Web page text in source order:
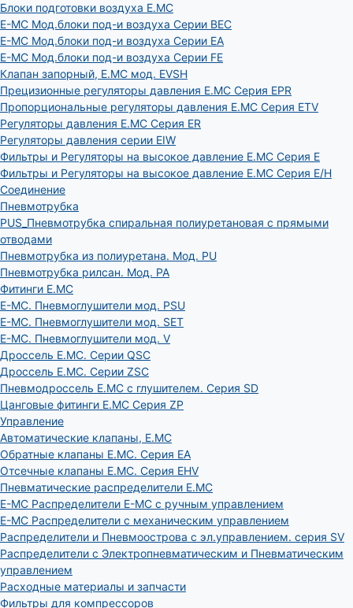
Блоки подготовки воздуха E.MC
E-MC Мод.блоки под-и воздуха Серии BEC
E-MC Мод.блоки под-и воздуха Серии EA
E-MC Мод.блоки под-и воздуха Серии FE
Клапан запорный, E.MC мод. EVSH
Прецизионные регуляторы давления E.MC Серия EPR
Пропорциональные регуляторы давления E.MC Серия ETV
Регуляторы давления E.MC Серия ER
Регуляторы давления серии EIW
Фильтры и Регуляторы на высокое давление E.MC Серия E
Фильтры и Регуляторы на высокое давление E.MC Серия E/H
Соединение
Пневмотрубка
PUS_Пневмотрубка спиральная полиуретановая с прямыми
отводами
Пневмотрубка из полиуретана. Мод. РU
Пневмотрубка рилсан. Мод. PA
Фитинги E.MC
E-MC. Пневмоглушители мод. PSU
E-MC. Пневмоглушители мод. SET
E-MC. Пневмоглушители мод. V
Дроссель E.MC. Серии QSC
Дроссель E.MC. Серии ZSC
Пневмодроссель E.MC с глушителем. Серия SD
Цанговые фитинги E.MC Серия ZP
Управление
Автоматические клапаны, Е.МС
Обратные клапаны E.MC. Серия EA
Отсечные клапаны E.MC. Серия EHV
Пневматические распределители E.MC
E-MC Распределители E-MC с ручным управлением
E-MC Распределители с механическим управлением
Распределители и Пневмоострова с эл.управлением. серия SV
Распределители с Электропневматическим и Пневматическим
управлением
Расходные материалы и запчасти
Фильтры для компрессоров